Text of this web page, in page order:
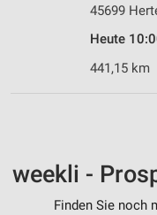
45699
Heute
441,15 km
weekli -
Finden Sie noch